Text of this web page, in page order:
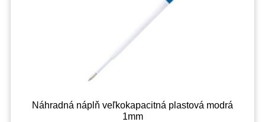
Náhradná náplň veľkokapacitná plastová modrá
1mm